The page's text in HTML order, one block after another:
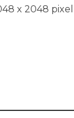
x 2048 pixel